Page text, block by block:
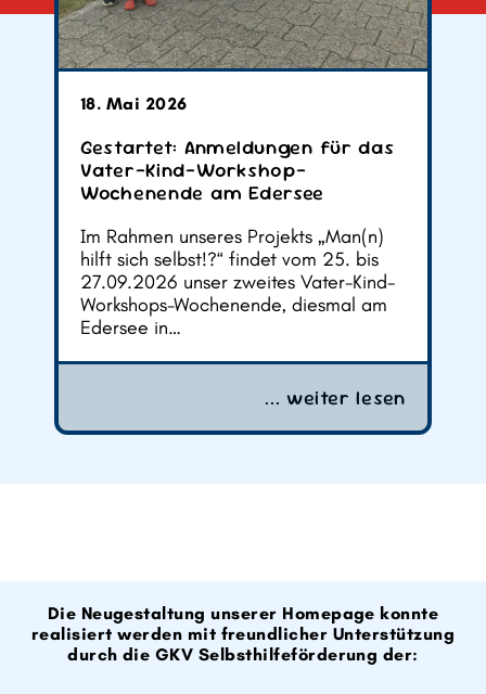
18. Mai 2026
Gestartet: Anmeldungen für das
Vater-Kind-Workshop-
Wochenende am Edersee
Im Rahmen unseres Projekts „Man(n)
hilft sich selbst!?“ findet vom 25. bis
27.09.2026 unser zweites Vater-Kind-
Workshops-Wochenende, diesmal am
Edersee in…
... weiter lesen
Die Neugestaltung unserer Homepage konnte
realisiert werden mit freundlicher Unterstützung
durch die GKV Selbsthilfeförderung der: